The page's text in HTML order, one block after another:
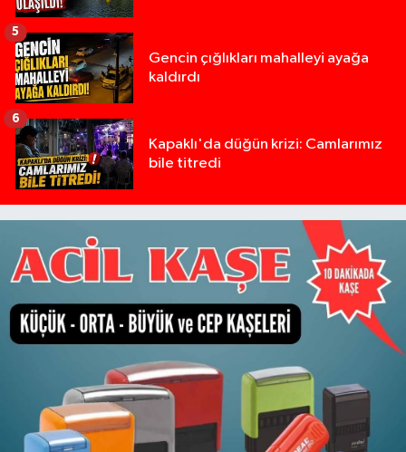
Gencin çığlıkları mahalleyi ayağa
kaldırdı
5
Kapaklı'da düğün krizi: Camlarımız
bile titredi
6